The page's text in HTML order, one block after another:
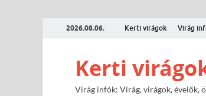
2026.08.06. Kerti virágok Virág
Kerti
Virág infók: Virág, virágok, évelők,